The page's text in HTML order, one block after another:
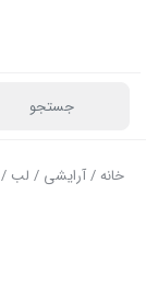
خانه/آرایشی / لب /